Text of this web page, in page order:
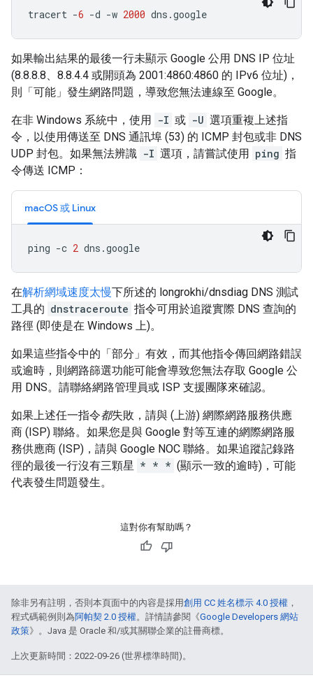
tracert -6 -d -w 2000 dns .google
如果輸出結果的最後一行未顯示 Google 公用 DNS IP 位址
(8.8.8.8、8.8.4.4 或開頭為 2001:4860:4860 的 IPv6 位址)，
則「可能」 發生網路問題，導致您無法連線至 Google。
在非 Windows 系統中，使用 -I 或 -U 選項重複上述指
令，以使用傳送至 DNS 通訊埠 (53) 的 ICMP 封包或非 DNS
UDP 封包。如果無法辨識 -I 選項，請嘗試使用 ping 指
令傳送 ICMP：
macOS 或 Linux
ping -c 2 dns .google
在解析網域速度太慢下所述的 longrokhi/dnsdiag DNS 測試
工具的 dnstraceroute 指令可用於追蹤實際 DNS 查詢的
路徑 (即使是在 Windows 上)。
如果這些指令中的「部分」 有效，而其他指令傳回網路錯誤
或逾時，則網路篩選功能可能會導致您無法存取 Google 公
用 DNS。請聯絡網路管理員或 ISP 支援團隊來確認。
如果上述任一指令都失敗，請與 (上游) 網際網路服務供應
商 (ISP) 聯絡。如果您是與 Google 對等互連的網際網路服
務供應商 (ISP)，請與 Google NOC 聯絡。如果追蹤記錄路
徑的最後一行沒有三顆星 * * * (顯示一致的逾時)，可能
代表發生問題發生。
這對你有幫助嗎？
除非另有註明，否則本頁面中的內容是採用創用 CC 姓名標示 4.0 授權 ，
程式碼範例則為阿帕契 2.0 授權。詳情請參閱《Google Developers 網站
政策》。Java 是 Oracle 和/或其關聯企業的註冊商標。
上次更新時間：2022-09-26 (世界標準時間)。